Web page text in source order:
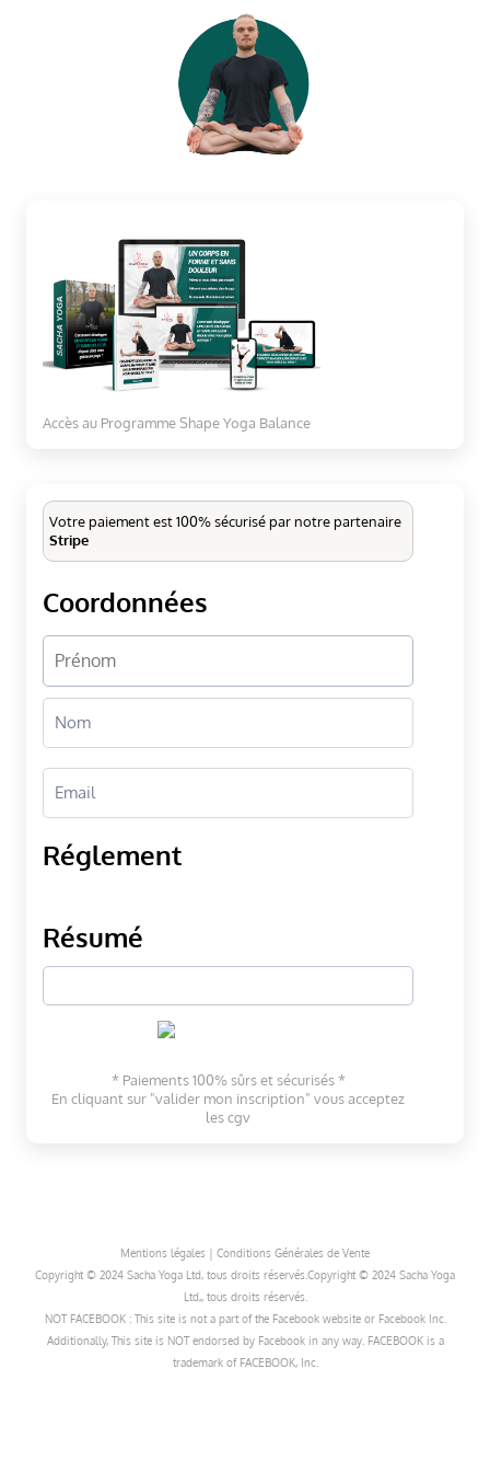
Accès au Programme Shape Yoga Balance
Votre paiement est 100% sécurisé par notre partenaire
Stripe
Coordonnées
Réglement
Résumé
* Paiements 100% sûrs et sécurisés *
En cliquant sur "valider mon inscription" vous acceptez
lescgv
Mentions légales | Conditions Générales de Vente
Copyright © 2024 Sacha Yoga Ltd, tous droits réservés.Copyright © 2024 Sacha Yoga
Ltd,, tous droits réservés.
NOT FACEBOOK : This site is not a part of the Facebook website or Facebook Inc.
Additionally, This site is NOT endorsed by Facebook in any way. FACEBOOK is a
trademark of FACEBOOK, Inc.